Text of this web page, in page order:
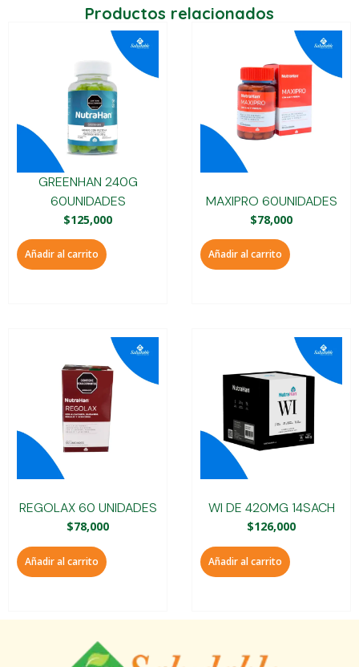
Productos relacionados
GREENHAN 240G
60UNIDADES
$125,000
Añadir al carrito
MAXIPRO 60UNIDADES
$78,000
Añadir al carrito
REGOLAX 60 UNIDADES
$78,000
Añadir al carrito
WI DE 420MG 14SACH
$126,000
Añadir al carrito